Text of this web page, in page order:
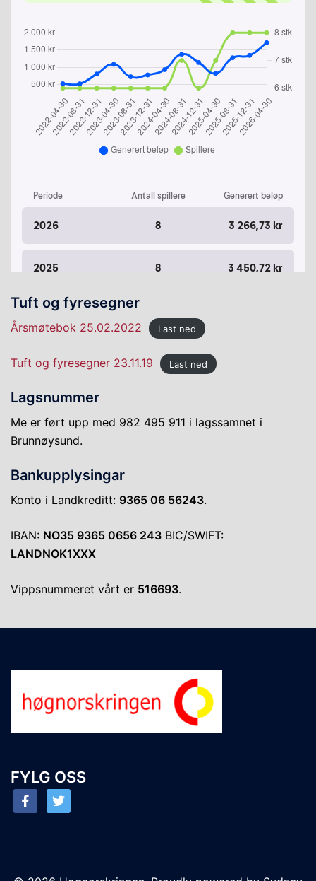
Tuft og fyresegner
Årsmøtebok 25.02.2022 Last ned
Tuft og fyresegner 23.11.19 Last ned
Lagsnummer
Me er ført upp med 982 495 911 i lagssamnet i
Brunnøysund.
Bankupplysingar
Konto i Landkreditt: 9365 06 56243.
IBAN: NO35 9365 0656 243 BIC/SWIFT:
LANDNOK1XXX
Vippsnummeret vårt er 516693.
FYLG OSS
facebooktwitter